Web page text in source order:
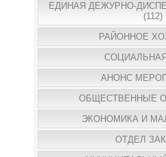
ЕДИНАЯ ДЕЖУРНО-
(112)
РАЙОННОЕ
АНОНС
ОБЩЕСТВЕННЫЕ
ЭКОНОМИКА И
ОТДЕЛ